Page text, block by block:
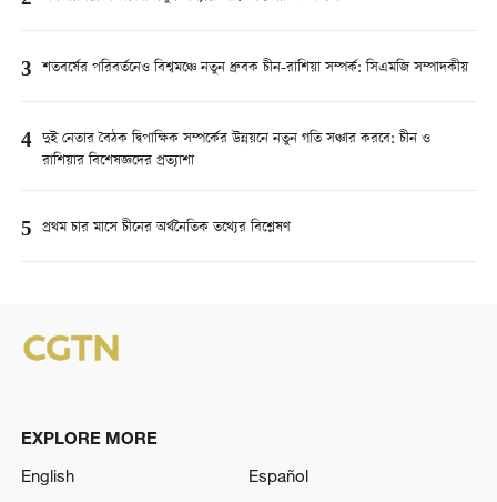
3 শতবর্ষের পরিবর্তনেও বিশ্বমঞ্চে নতুন ধ্রুবক চীন-রাশিয়া সম্পর্ক: সিএমজি সম্পাদকীয়
4 দুই নেতার বৈঠক দ্বিপাক্ষিক সম্পর্কের উন্নয়নে নতুন গতি সঞ্চার করবে: চীন ও
রাশিয়ার বিশেষজ্ঞদের প্রত্যাশা
5 প্রথম চার মাসে চীনের অর্থনৈতিক তথ্যের বিশ্লেষণ
EXPLORE MORE
English
Español